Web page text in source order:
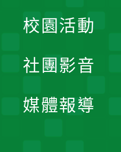
校園活動
社團影音
媒體報導